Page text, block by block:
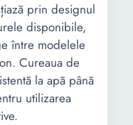
prin designul
disponibile,
între modelele
Cureaua de
la apă până
utilizarea